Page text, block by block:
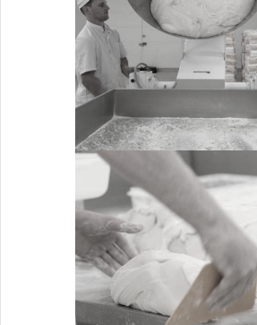
Travail de la pâte
ZOOM
DÉCOUPE
Travail de la pâte
ZOOM